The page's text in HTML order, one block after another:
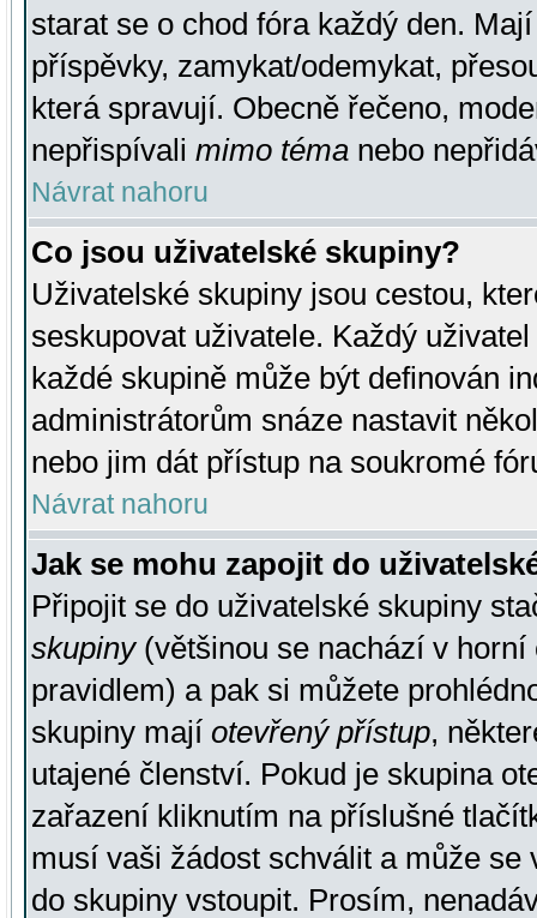
starat se o chod fóra každý den.
příspěvky, zamykat/odemykat,
která spravují. Obecně řečeno,
nepřispívali mimo téma nebo
Návrat nahoru
Co jsou uživatelské skupiny?
Uživatelské skupiny jsou cestou,
seskupovat uživatele. Každý
každé skupině může být definován
administrátorům snáze nastavit
nebo jim dát přístup na soukromé
Návrat nahoru
Jak se mohu zapojit do
Připojit se do uživatelské skupiny
skupiny(většinou se nachází v horní
pravidlem) a pak si můžete
skupiny mají otevřený přístup,
utajené členství. Pokud je skupina
zařazení kliknutím na příslušné
musí vaši žádost schválit a může se
do skupiny vstoupit. Prosím,